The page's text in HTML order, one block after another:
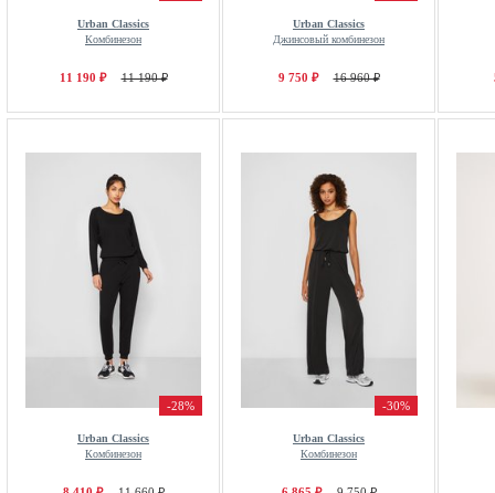
Urban Classics
Комбинезон
11 190 ₽ 11 190 ₽
Urban Classics
Джинсовый комбинезон
9 750 ₽ 16 960 ₽
-28%
Urban Classics
Комбинезон
-30%
Urban Classics
Комбинезон